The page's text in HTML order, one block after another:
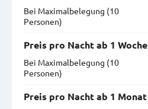
Bei Maximal­belegung (10
Personen)
Preis pro Nacht ab 1 Woche
Bei Maximal­belegung (10
Personen)
Preis pro Nacht ab 1 Monat